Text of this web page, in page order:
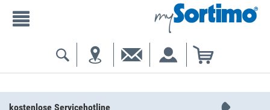
kostenlose Servicehotline